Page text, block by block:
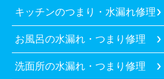
キッチンのつまり・水漏れ修理
お風呂の水漏れ・つまり修理
洗面所の水漏れ・つまり修理